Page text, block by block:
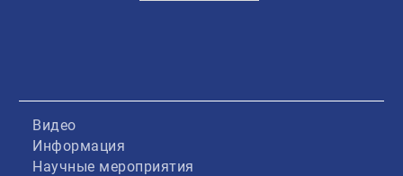
Видео
Информация
Научные мероприятия